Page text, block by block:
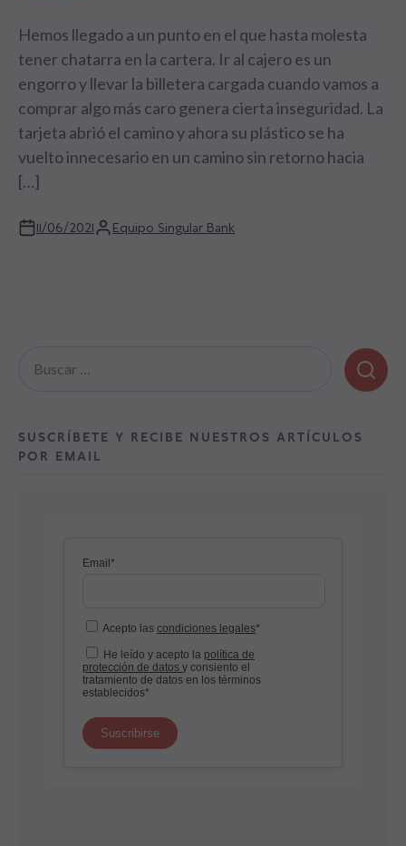
Hemos llegado a un punto en el que hasta molesta
tener chatarra en la cartera. Ir al cajero es un
engorro y llevar la billetera cargada cuando vamos a
comprar algo más caro genera cierta inseguridad. La
tarjeta abrió el camino y ahora su plástico se ha
vuelto innecesario en un camino sin retorno hacia
[…]
11/06/2021 Equipo Singular Bank
SUSCRÍBETE Y RECIBE NUESTROS ARTÍCULOS
POR EMAIL